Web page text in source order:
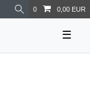
0 0,00 EUR
☰